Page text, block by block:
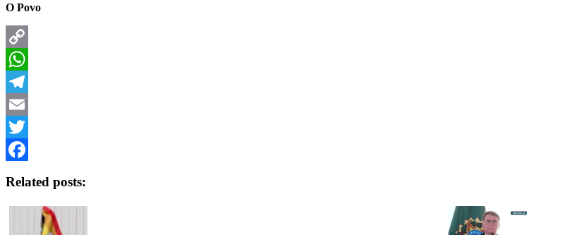
O Povo
Copy
Link
WhatsApp
Telegram
Email
Twitter
Related posts: